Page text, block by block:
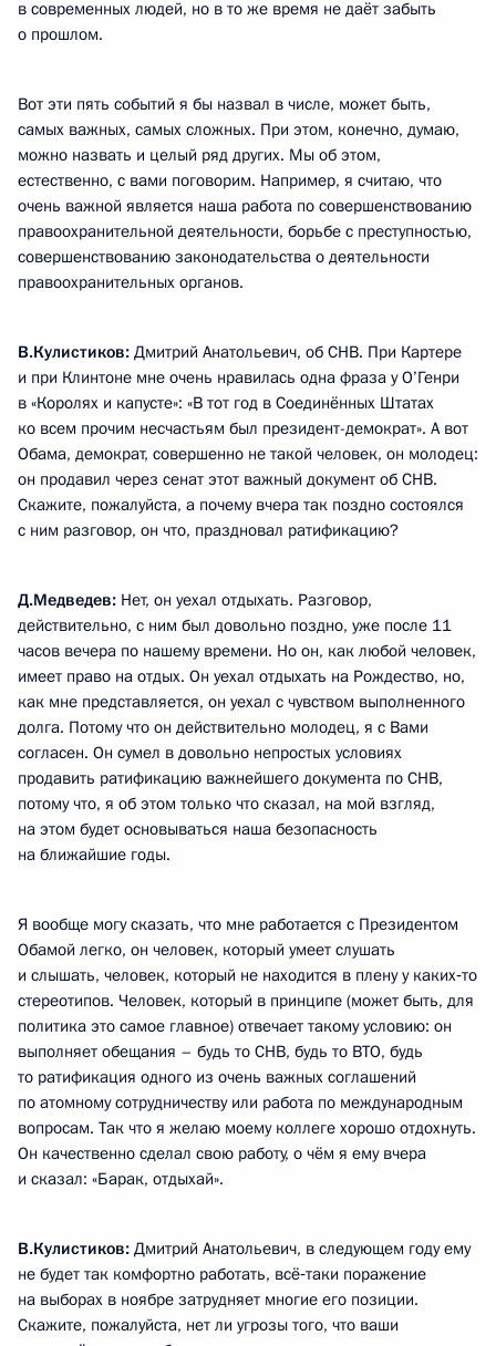
в современных людей, но в то же время не даёт забыть
о прошлом.
Вот эти пять событий я бы назвал в числе, может быть,
самых важных, самых сложных. При этом, конечно, думаю,
можно назвать и целый ряд других. Мы об этом,
естественно, с вами поговорим. Например, я считаю, что
очень важной является наша работа по совершенствованию
правоохранительной деятельности, борьбе с преступностью,
совершенствованию законодательства о деятельности
правоохранительных органов.
В.Кулистиков: Дмитрий Анатольевич, об СНВ. При Картере
и при Клинтоне мне очень нравилась одна фраза у О’Генри
в «Королях и капусте»: «В тот год в Соединённых Штатах
ко всем прочим несчастьям был президент-демократ». А вот
Обама, демократ, совершенно не такой человек, он молодец:
он продавил через сенат этот важный документ об СНВ.
Скажите, пожалуйста, а почему вчера так поздно состоялся
с ним разговор, он что, праздновал ратификацию?
Д.Медведев: Нет, он уехал отдыхать. Разговор,
действительно, с ним был довольно поздно, уже после 11
часов вечера по нашему времени. Но он, как любой человек,
имеет право на отдых. Он уехал отдыхать на Рождество, но,
как мне представляется, он уехал с чувством выполненного
долга. Потому что он действительно молодец, я с Вами
согласен. Он сумел в довольно непростых условиях
продавить ратификацию важнейшего документа по СНВ,
потому что, я об этом только что сказал, на мой взгляд,
на этом будет основываться наша безопасность
на ближайшие годы.
Я вообще могу сказать, что мне работается с Президентом
Обамой легко, он человек, который умеет слушать
и слышать, человек, который не находится в плену у каких‑то
стереотипов. Человек, который в принципе (может быть, для
политика это самое главное) отвечает такому условию: он
выполняет обещания – будь то СНВ, будь то ВТО, будь
то ратификация одного из очень важных соглашений
по атомному сотрудничеству или работа по международным
вопросам. Так что я желаю моему коллеге хорошо отдохнуть.
Он качественно сделал свою работу, о чём я ему вчера
и сказал: «Барак, отдыхай».
В.Кулистиков: Дмитрий Анатольевич, в следующем году ему
не будет так комфортно работать, всё‑таки поражение
на выборах в ноябре затрудняет многие его позиции.
Скажите, пожалуйста, нет ли угрозы того, что ваши